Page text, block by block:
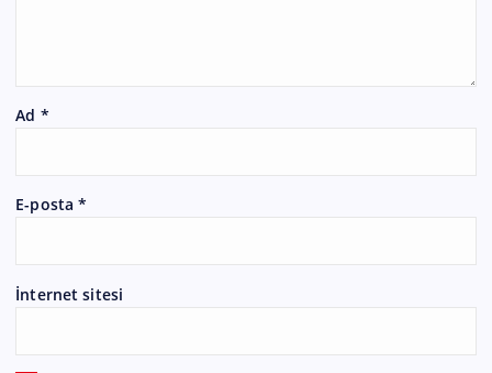
Ad *
E-posta*
İnternet sitesi